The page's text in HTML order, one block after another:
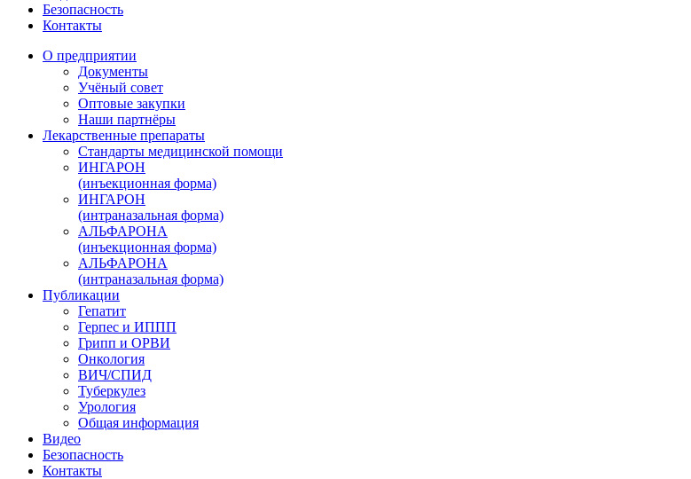
Безопасность
Контакты
О предприятии
Документы
Учёный совет
Оптовые закупки
Наши партнёры
Лекарственные препараты
Стандарты медицинской помощи
ИНГАРОН
(инъекционная форма)
ИНГАРОН
(интраназальная форма)
АЛЬФАРОНА
(инъекционная форма)
АЛЬФАРОНА
(интраназальная форма)
Публикации
Гепатит
Герпес и ИППП
Грипп и ОРВИ
Онкология
ВИЧ/СПИД
Туберкулез
Урология
Общая информация
Видео
Безопасность
Контакты